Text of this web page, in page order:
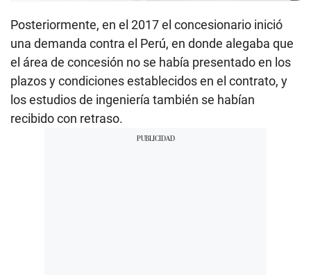
Posteriormente, en el 2017 el concesionario inició
una demanda contra el Perú, en donde alegaba que
el área de concesión no se había presentado en los
plazos y condiciones establecidos en el contrato, y
los estudios de ingeniería también se habían
recibido con retraso.